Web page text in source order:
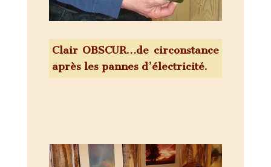
Clair OBSCUR…de circonstance
après les pannes d’électricité.